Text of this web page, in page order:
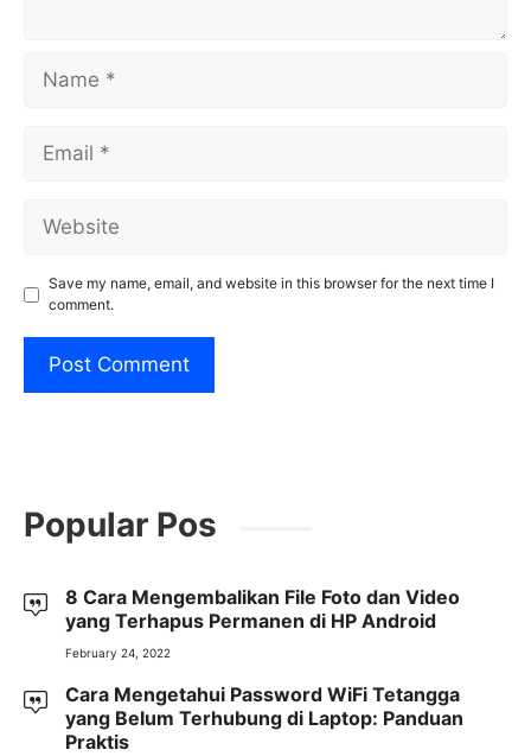
Name
Email
Website
Save my name, email, and website in this browser for the next time I
comment.
Popular Pos
8 Cara Mengembalikan File Foto dan Video
yang Terhapus Permanen di HP Android
February 24, 2022
Cara Mengetahui Password WiFi Tetangga
yang Belum Terhubung di Laptop: Panduan
Praktis